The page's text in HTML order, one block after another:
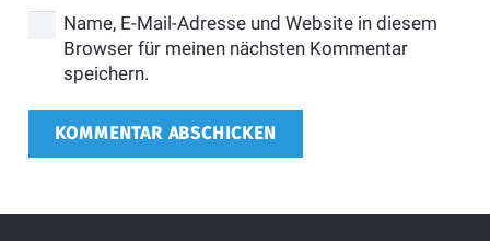
Name, E-Mail-Adresse und Website in diesem
Browser für meinen nächsten Kommentar
speichern.
KOMMENTAR ABSCHICKEN